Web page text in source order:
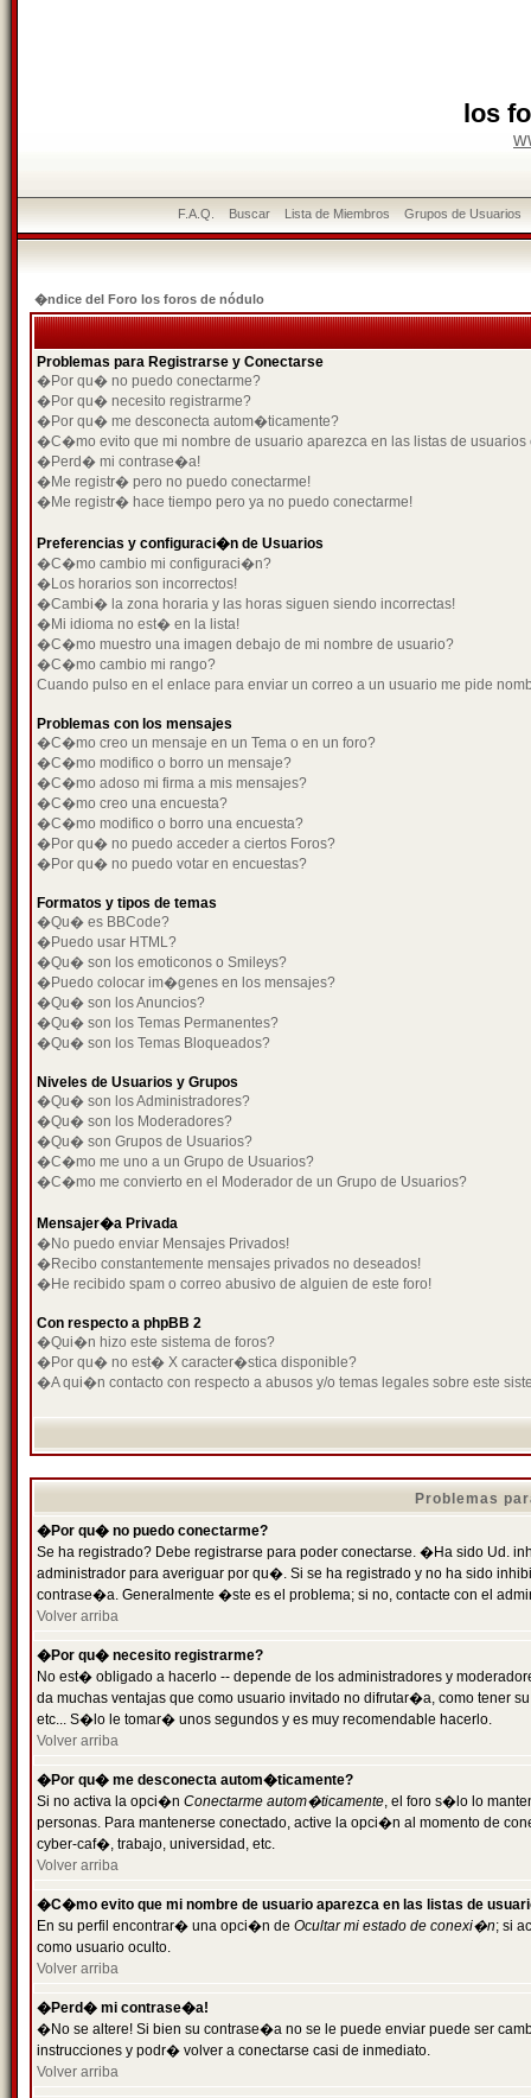
los
F.A.Q. Buscar Lista de Miembros Grupos de Usuarios
�ndice del Foro los foros de nódulo
Problemas para Registrarse y Conectarse
�Por qu� no puedo conectarme?
�Por qu� necesito registrarme?
�Por qu� me desconecta autom�ticamente?
�C�mo evito que mi nombre de usuario aparezca en las listas de usuarios
�Perd� mi contrase�a!
�Me registr� pero no puedo conectarme!
�Me registr� hace tiempo pero ya no puedo conectarme!
Preferencias y configuraci�n de Usuarios
�C�mo cambio mi configuraci�n?
�Los horarios son incorrectos!
�Cambi� la zona horaria y las horas siguen siendo incorrectas!
�Mi idioma no est� en la lista!
�C�mo muestro una imagen debajo de mi nombre de usuario?
�C�mo cambio mi rango?
Cuando pulso en el enlace para enviar un correo a un usuario me pide
Problemas con los mensajes
�C�mo creo un mensaje en un Tema o en un foro?
�C�mo modifico o borro un mensaje?
�C�mo adoso mi firma a mis mensajes?
�C�mo creo una encuesta?
�C�mo modifico o borro una encuesta?
�Por qu� no puedo acceder a ciertos Foros?
�Por qu� no puedo votar en encuestas?
Formatos y tipos de temas
�Qu� es BBCode?
�Puedo usar HTML?
�Qu� son los emoticonos o Smileys?
�Puedo colocar im�genes en los mensajes?
�Qu� son los Anuncios?
�Qu� son los Temas Permanentes?
�Qu� son los Temas Bloqueados?
Niveles de Usuarios y Grupos
�Qu� son los Administradores?
�Qu� son los Moderadores?
�Qu� son Grupos de Usuarios?
�C�mo me uno a un Grupo de Usuarios?
�C�mo me convierto en el Moderador de un Grupo de Usuarios?
Mensajer�a Privada
�No puedo enviar Mensajes Privados!
�Recibo constantemente mensajes privados no deseados!
�He recibido spam o correo abusivo de alguien de este foro!
Con respecto a phpBB 2
�Qui�n hizo este sistema de foros?
�Por qu� no est� X caracter�stica disponible?
�A qui�n contacto con respecto a abusos y/o temas legales sobre este
Problemas
�Por qu� no puedo conectarme?
Se ha registrado? Debe registrarse para poder conectarse. �Ha sido Ud.
administrador para averiguar por qu�. Si se ha registrado y no ha sido
contrase�a. Generalmente �ste es el problema; si no, contacte con el
Volver arriba
�Por qu� necesito registrarme?
No est� obligado a hacerlo -- depende de los administradores y
da muchas ventajas que como usuario invitado no difrutar�a, como tener
etc... S�lo le tomar� unos segundos y es muy recomendable hacerlo.
Volver arriba
�Por qu� me desconecta autom�ticamente?
Si no activa la opci�n Conectarme autom�ticamente, el foro s�lo lo
personas. Para mantenerse conectado, active la opci�n al momento de
cyber-caf�, trabajo, universidad, etc.
Volver arriba
�C�mo evito que mi nombre de usuario aparezca en las listas de
En su perfil encontrar� una opci�n de Ocultar mi estado de conexi�n; si
como usuario oculto.
Volver arriba
�Perd� mi contrase�a!
�No se altere! Si bien su contrase�a no se le puede enviar puede ser
instrucciones y podr� volver a conectarse casi de inmediato.
Volver arriba